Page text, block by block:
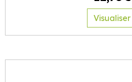
Visualiser